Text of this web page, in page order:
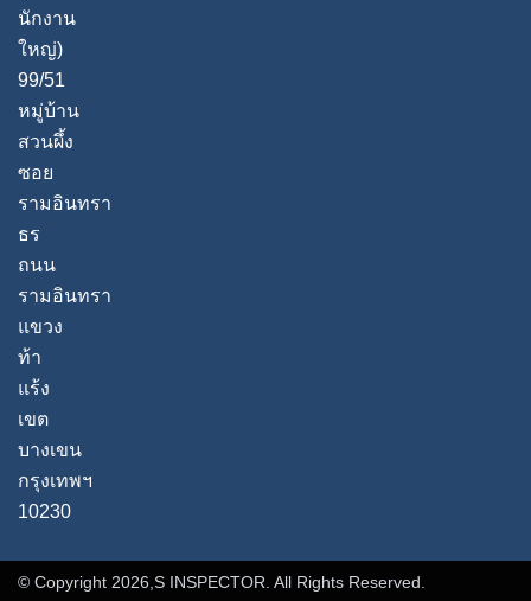
นักงาน
ใหญ่)
99/51
หมู่บ้าน
สวนผึ้ง
ซอย
รามอินทรา
ธร
ถนน
รามอินทรา
แขวง
ท้า
แร้ง
เขต
บางเขน
กรุงเทพฯ
10230
© Copyright 2026,S INSPECTOR. All Rights Reserved.